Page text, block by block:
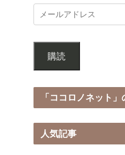
購読
「ココロノネット」
人気記事